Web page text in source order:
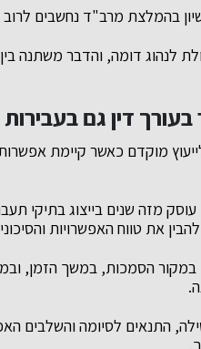
בהמלצת מרב"ד נחשבים
לנהוג דומה, והדבר משתנה
דין גם
מוקדם כאשר קיימת
מזה שנים בייצוג בתיקי
את טווח האפשרויות
במקור הסמכות, במשך הזמן,
התנאים לסיומה והשלבים